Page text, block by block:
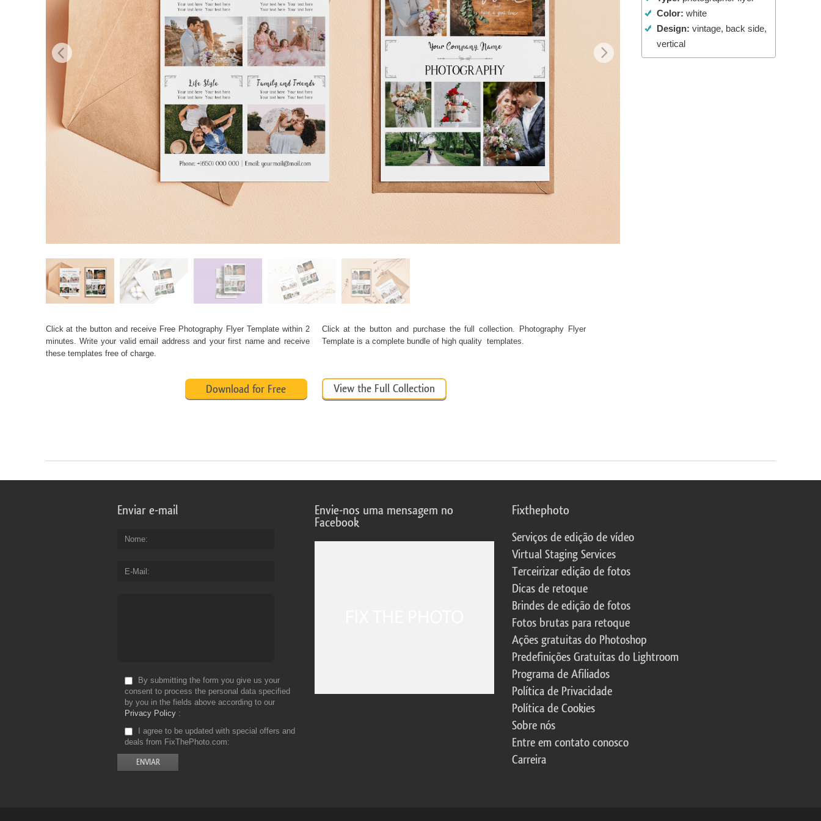
Serviços de retoque de produtos Serviços de retoque de joias Dados de Treinamento de IA Video Editing ServicesColor: white
Design: vintage, back side,
vertical
Click at the button and receive Free Photography Flyer Templatewithin 2
minutes. Write your valid email address and your first name and receive
these templates free of charge.
Click at the button and purchase the full collection. Photography Flyer
Template is a complete bundle of high quality templates.
Download for Free View the Full Collection
Enviar e-mail
Nome
E-Mail
By submitting the form you give us your
consent to process the personal data specified
by you in the fields above according to our
Privacy Policy
I agree to be updated with special offers and
deals from FixThePhoto.com
Envie-nos uma mensagem no
Facebook
Fixthephoto
Serviços de edição de vídeo
Virtual Staging Services
Terceirizar edição de fotos
Dicas de retoque
Brindes de edição de fotos
Fotos brutas para retoque
Ações gratuitas do Photoshop
Predefinições Gratuitas do Lightroom
Programa de Afiliados
Política de Privacidade
Política de Cookies
Sobre nós
Entre em contato conosco
Carreira